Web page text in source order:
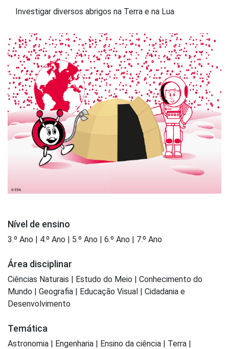
Investigar diversos abrigos na Terra e na Lua
Nível de ensino
3.º Ano | 4.º Ano | 5.º Ano | 6.º Ano | 7.º Ano
Área disciplinar
Ciências Naturais | Estudo do Meio | Conhecimento do
Mundo | Geografia | Educação Visual | Cidadania e
Desenvolvimento
Temática
Astronomia | Engenharia | Ensino da ciência | Terra |